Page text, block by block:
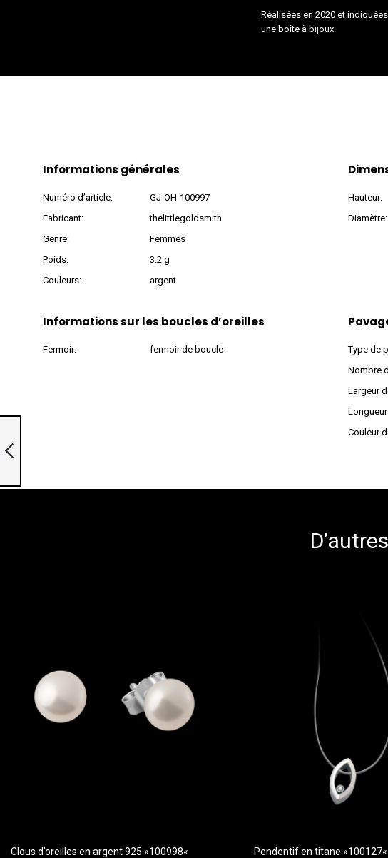
Réalisées en 2020 et
une boîte à bijoux.
Informations générales
Numéro d’article:
GJ-OH-100997
Fabricant:
thelittlegoldsmith
Genre:
Femmes
Poids:
3.2 g
Couleurs:
argent
Hauteur:
Diamètre:
Informations sur les boucles d’oreilles
Fermoir: fermoir de boucle Type de
Nombre
Largeur
Couleur
Clous d’oreilles en argent 925 »100998«
Pendentif en titane